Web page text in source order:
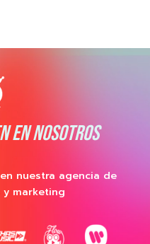
EN NOSOTROS
nuestra agencia de
y marketing